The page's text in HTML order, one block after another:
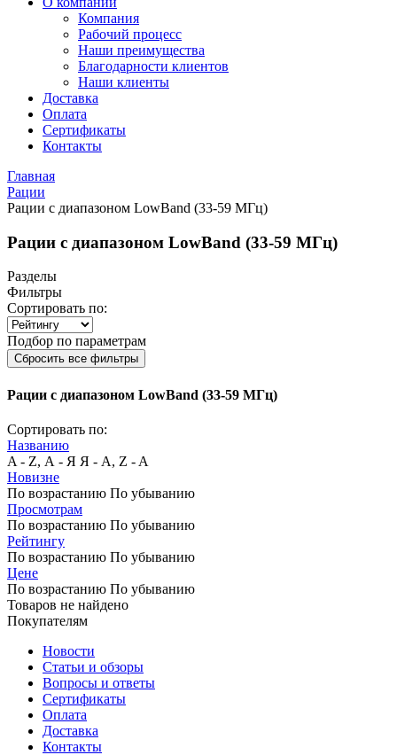
Компания
Рабочий процесс
Наши преимущества
Благодарности клиентов
Наши клиенты
Доставка
Оплата
Сертификаты
Контакты
Главная
Рации
Рации с диапазоном LowBand (33-59 МГц)
Рации с диапазоном LowBand (33-59 МГц)
Разделы
Фильтры
Сортировать по:
Подбор по параметрам
Сбросить все фильтры
Рации с диапазоном LowBand (33-59 МГц)
Сортировать по:
Названию
A - Z, А - Я Я - А, Z - A
Новизне
По возрастанию По убыванию
Просмотрам
По возрастанию По убыванию
Рейтингу
По возрастанию По убыванию
Цене
По возрастанию По убыванию
Товаров не найдено
Покупателям
Новости
Статьи и обзоры
Вопросы и ответы
Сертификаты
Оплата
Доставка
Контакты